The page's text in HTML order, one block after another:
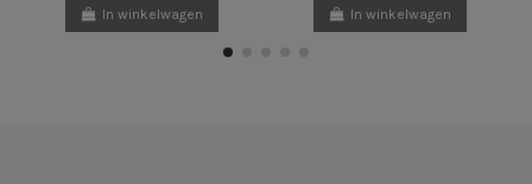
In winkelwagen In winkelwagen